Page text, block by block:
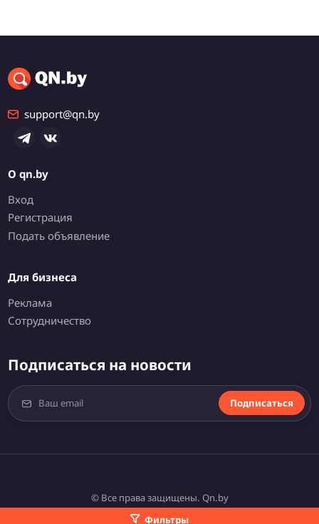
Фильтры
support@qn.by
О qn.by
Вход
Регистрация
Подать объявление
Для бизнеса
Реклама
Сотрудничество
Подписаться на новости
Подписаться
© Все права защищены. Qn.by